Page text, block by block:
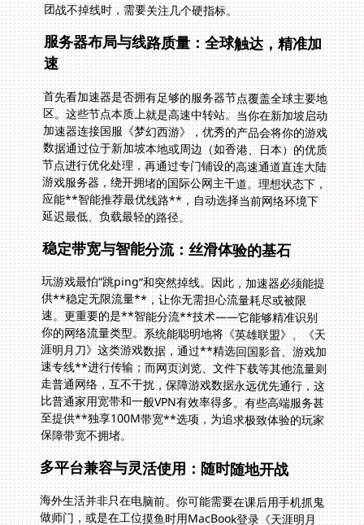
团战不掉线时，需要关注几个硬指标。
服务器布局与线路质量：全球触达，精准加
速
首先看加速器是否拥有足够的服务器节点覆盖全球主要地
区。这些节点本质上就是高速中转站。当你在新加坡启动
加速器连接国服《梦幻西游》，优秀的产品会将你的游戏
数据通过位于新加坡本地或周边（如香港、日本）的优质
节点进行优化处理，再通过专门铺设的高速通道直连大陆
游戏服务器，绕开拥堵的国际公网主干道。理想状态下，
应能**智能推荐最优线路**，自动选择当前网络环境下
延迟最低、负载最轻的路径。
稳定带宽与智能分流：丝滑体验的基石
玩游戏最怕“跳ping”和突然掉线。因此，加速器必须能提
供**稳定无限流量**，让你无需担心流量耗尽或被限
速。更重要的是**智能分流**技术——它能够精准识别
你的网络流量类型。系统能聪明地将《英雄联盟》、《天
涯明月刀》这类游戏数据，通过**精选回国影音、游戏加
速专线**进行传输；而网页浏览、文件下载等其他流量则
走普通网络，互不干扰，保障游戏数据永远优先通行，这
比普通家用宽带和一般VPN有效率得多。有些高端服务甚
至提供**独享100M带宽**选项，为追求极致体验的玩家
保障带宽不拥堵。
多平台兼容与灵活使用：随时随地开战
海外生活并非只在电脑前。你可能需要在课后用手机抓鬼
做师门，或是在工位摸鱼时用MacBook登录《天涯明月
刀》看看风景。因此，优秀的加速器必须支持**多个平台
包括Android、iOS、Windows、mac**系统，并且最好
**支持一人多端设备同时用**。想象一下，你在
Windows台式机上挂着《梦幻西游》摆摊，同时在iPad
上追着国内的综艺节目，一个账号即可搞定，这才是真正